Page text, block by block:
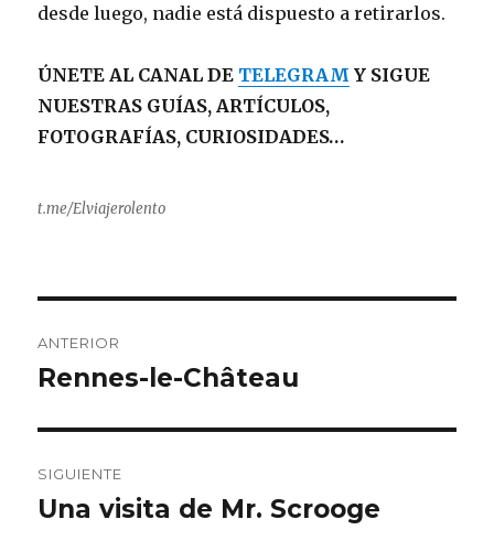
desde luego, nadie está dispuesto a retirarlos.
ÚNETE AL CANAL DE TELEGRAM Y SIGUE
NUESTRAS GUÍAS, ARTÍCULOS,
FOTOGRAFÍAS, CURIOSIDADES…
t.me/Elviajerolento
de
ANTERIOR
Entrada
Rennes-le-Château
SIGUIENTE
Entrada
Una visita de Mr. Scrooge